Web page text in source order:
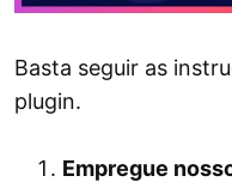
Basta seguir as
plugin.
Empregue